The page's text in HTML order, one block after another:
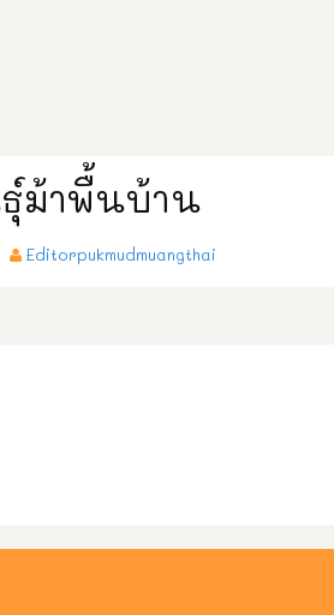
ม้าพื้นบ้าน
Editorpukmudmuangthai